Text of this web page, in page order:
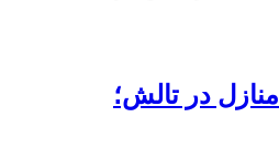
در تالش؛